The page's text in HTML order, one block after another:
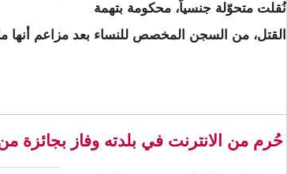
نُقلت متحوّلة جنسياً، محكومة بتهمة
القتل، من السجن المخصص للنساء بعد مزاعم
حُرم من الانترنت في بلدته وفاز بجائزة